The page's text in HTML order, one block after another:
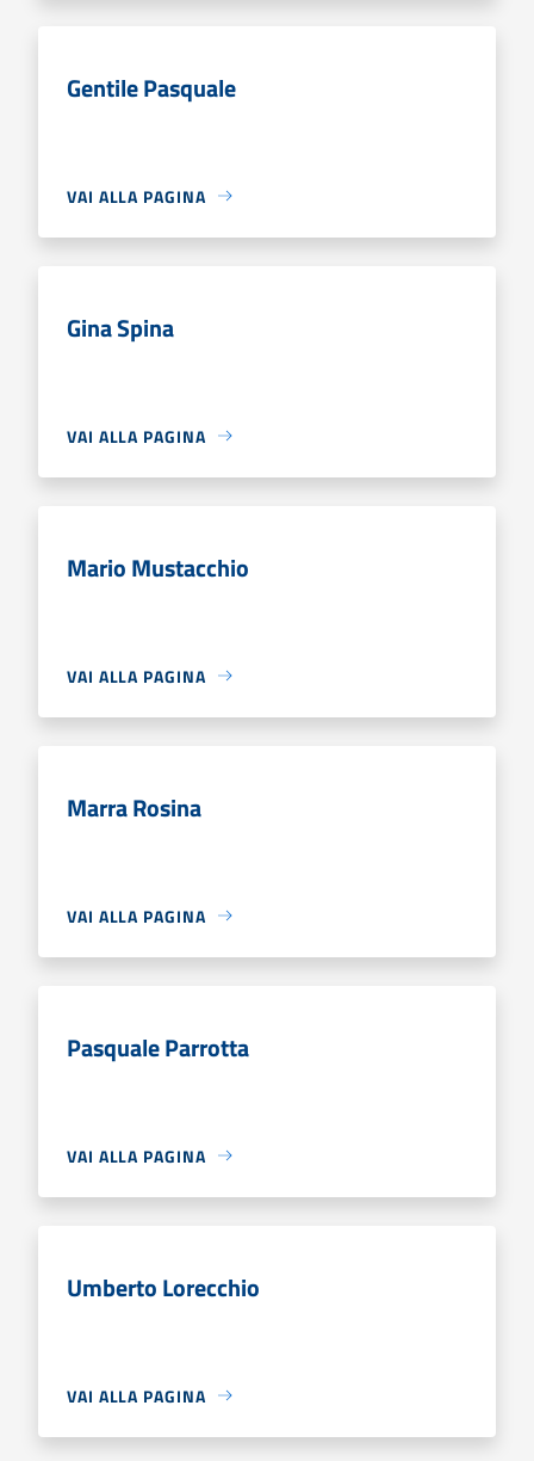
Gentile Pasquale
VAI ALLA PAGINA
Gina Spina
VAI ALLA PAGINA
Mario Mustacchio
VAI ALLA PAGINA
Marra Rosina
VAI ALLA PAGINA
Pasquale Parrotta
VAI ALLA PAGINA
Umberto Lorecchio
VAI ALLA PAGINA